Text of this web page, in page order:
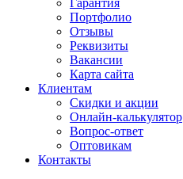
Гарантия
Портфолио
Отзывы
Реквизиты
Вакансии
Карта сайта
Клиентам
Скидки и акции
Онлайн-калькулятор
Вопрос-ответ
Оптовикам
Контакты